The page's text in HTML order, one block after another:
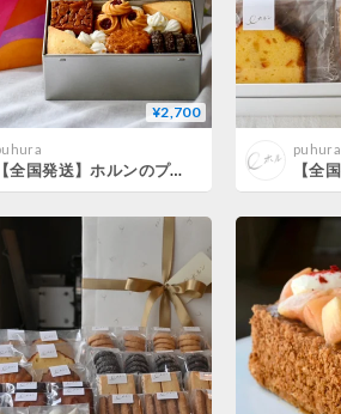
¥2,700
【全国発送】ホルンのプティ・クッキー缶(8月11日〜8月16日発送)
puhura